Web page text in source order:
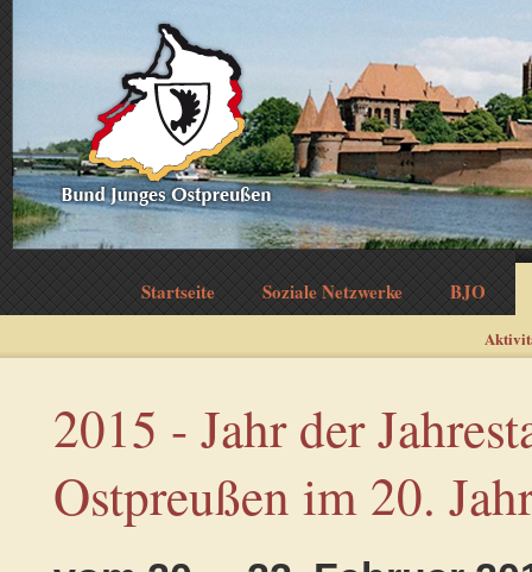
Startseite Soziale Netzwerke BJO
2015 - Jahr der
Ostpreußen im 20.